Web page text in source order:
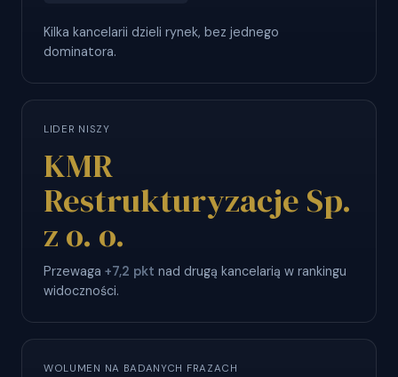
Kilka kancelarii dzieli rynek, bez jednego
dominatora.
LIDER NISZY
KMR
Restrukturyzacje Sp.
z o. o.
Przewaga +7,2 pkt nad drugą kancelarią w rankingu
widoczności.
WOLUMEN NA BADANYCH FRAZACH